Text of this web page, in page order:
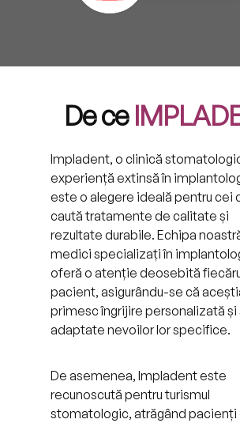
De ce
Impladent, o clinică
experiență extinsă în
este o alegere ideală pentru cei
caută tratamente de calitate și
rezultate durabile. Echipa
medici specializați în
oferă o atenție deosebită
pacient, asigurându-se că
primesc îngrijire personalizată și
adaptate nevoilor lor specifice.
De asemenea, Impladent este
recunoscută pentru turismul
stomatologic, atrăgând pacienți